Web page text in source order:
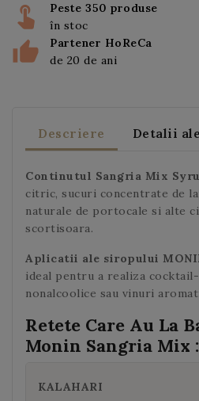
Peste 350 produse
în stoc
Partener HoReCa
de 20 de ani
Descriere Detalii
Continutul Sangria Mix
citric, sucuri concentrate de
naturale de portocale si alte
scortisoara.
Aplicatii ale siropului
ideal pentru a realiza
nonalcoolice sau vinuri
Retete Care Au La
Monin Sangria Mix :
KALAHARI